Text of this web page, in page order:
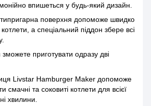
впишеться у будь-який дизайн.
поверхня допоможе швидко
котлети, а спеціальний піддон збере всі
приготувати одразу дві
Livstar Hamburger Maker допоможе
смачні та соковиті котлети для всієї
хвилини.